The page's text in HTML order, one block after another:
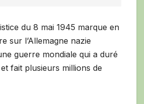
du 8 mai 1945 marque en
sur l’Allemagne nazie
guerre mondiale qui a duré
fait plusieurs millions de